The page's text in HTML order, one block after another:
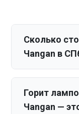
Сколько
Чangan в
Горит
Чangan —